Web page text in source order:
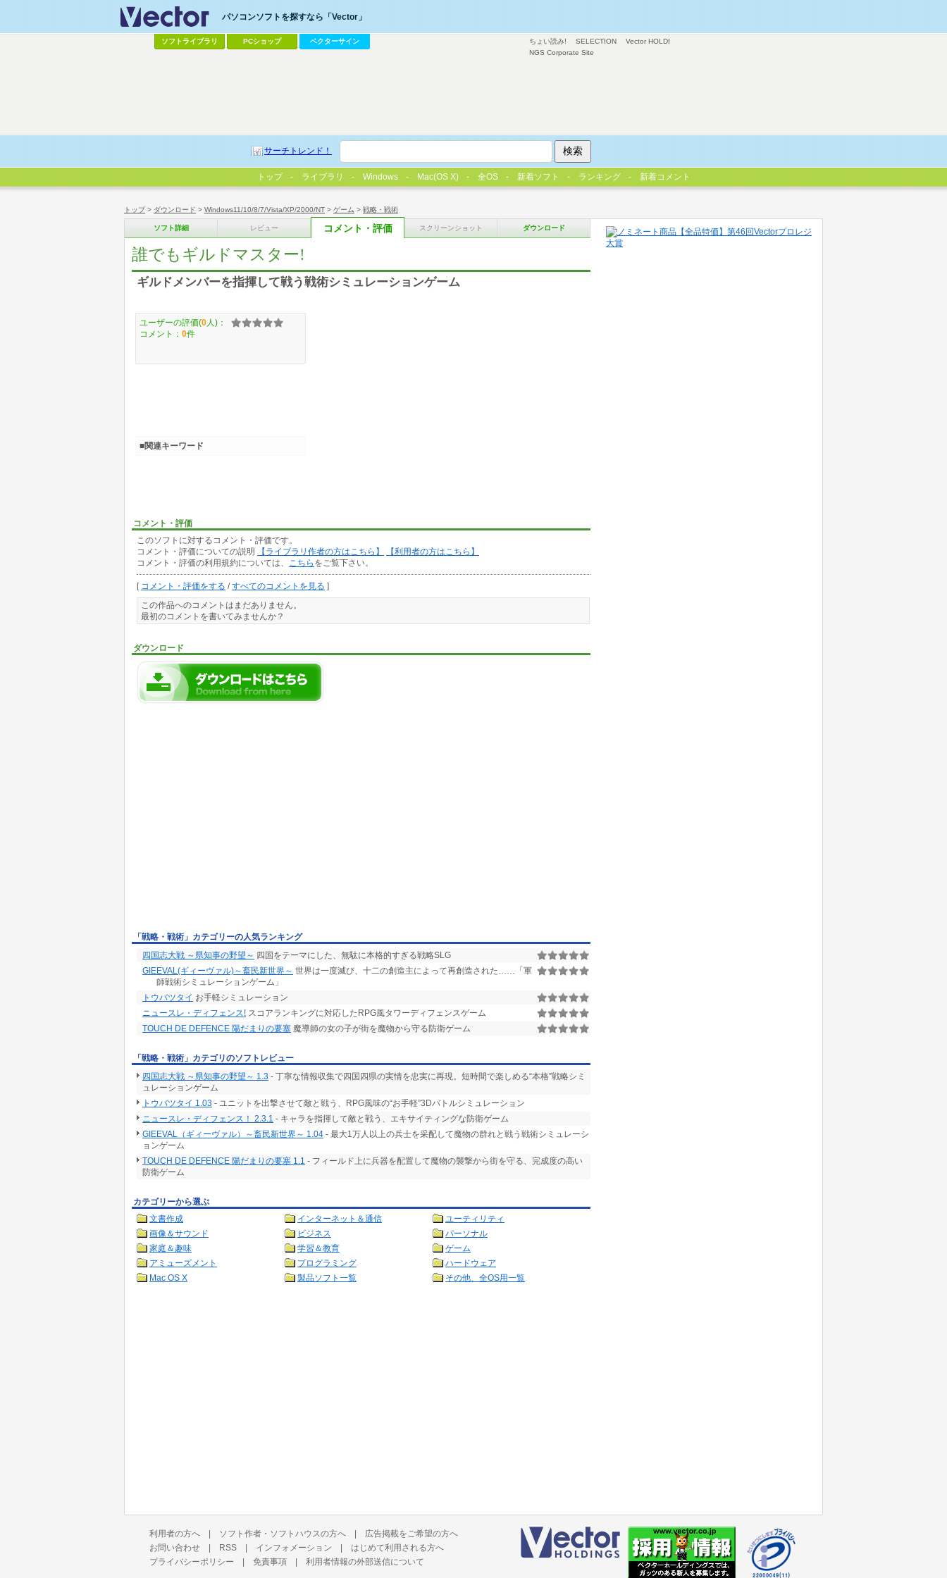
トップ> ダウンロード > Windows11/10/8/7/Vista/XP/2000/NT > ゲーム > 戦略・戦術
ソフト詳細 レビュー コメント・評価 スクリーンショット ダウンロード
誰でもギルドマスター!
ギルドメンバーを指揮して戦う戦術シミュレーションゲーム
コメント・評価
このソフトに対するコメント・評価です。
コメント・評価についての説明
【ライブラリ作者の方はこちら】
【利用者の方はこちら】
コメント・評価の利用規約については、
こちら をご覧下さい。
[ コメント・評価をする /すべてのコメントを見る ]
この作品へのコメントはまだありません。
最初のコメントを書いてみませんか？
ダウンロード
ユーザーの評価(0 人)：
コメント： 0件
■関連キーワード
「戦略・戦術」カテゴリーの人気ランキング
四国志大戦 ～県知事の野望～ 四国をテーマにした、無駄に本格的すぎる戦略SLG
GIEEVAL(ギィーヴァル)～畜民新世界～ 世界は一度滅び、十二の創造主によって再創造された……「軍
師戦術シミュレーションゲーム」
トウバツタイ お手軽シミュレーション
ニュースレ・ディフェンス! スコアランキングに対応したRPG風タワーディフェンスゲーム
TOUCH DE DEFENCE 陽だまりの要塞 魔導師の女の子が街を魔物から守る防衛ゲーム
「戦略・戦術」カテゴリのソフトレビュー
四国志大戦 ～県知事の野望～ 1.3 - 丁寧な情報収集で四国四県の実情を忠実に再現。短時間で楽しめる“本格”戦略シミ
ュレーションゲーム
トウバツタイ 1.03 - ユニットを出撃させて敵と戦う、RPG風味の“お手軽”3Dバトルシミュレーション
ニュースレ・ディフェンス！ 2.3.1 - キャラを指揮して敵と戦う、エキサイティングな防衛ゲーム
GIEEVAL（ギィーヴァル）～畜民新世界～ 1.04 - 最大1万人以上の兵士を采配して魔物の群れと戦う戦術シミュレーシ
ョンゲーム
TOUCH DE DEFENCE 陽だまりの要塞 1.1 - フィールド上に兵器を配置して魔物の襲撃から街を守る、完成度の高い
防衛ゲーム
カテゴリーから選ぶ
文書作成
インターネット＆通信
ユーティリティ
画像＆サウンド
ビジネス
パーソナル
家庭＆趣味
学習＆教育
ゲーム
アミューズメント
プログラミング
ハードウェア
Mac OS X
製品ソフト一覧 その他、全OS用一覧
ちょい読み! SELECTION
Vector HOLDI
NGS Corporate Site
パソコンソフトを探すなら「Vector」
ソフトライブラリ PCショップ ベクターサイン
サーチトレンド！
トップ ライブラリ Windows Mac(OS X) 全OS 新着ソフト ランキング 新着コメント
利用者の方へ | ソフト作者・ソフトハウスの方へ | 広告掲載をご希望の方へ
お問い合わせ | RSS | インフォメーション | はじめて利用される方へ
プライバシーポリシー | 免責事項 | 利用者情報の外部送信について